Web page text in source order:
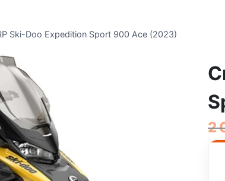
Ski-Doo Expedition Sport 900 Ace (2023)
2